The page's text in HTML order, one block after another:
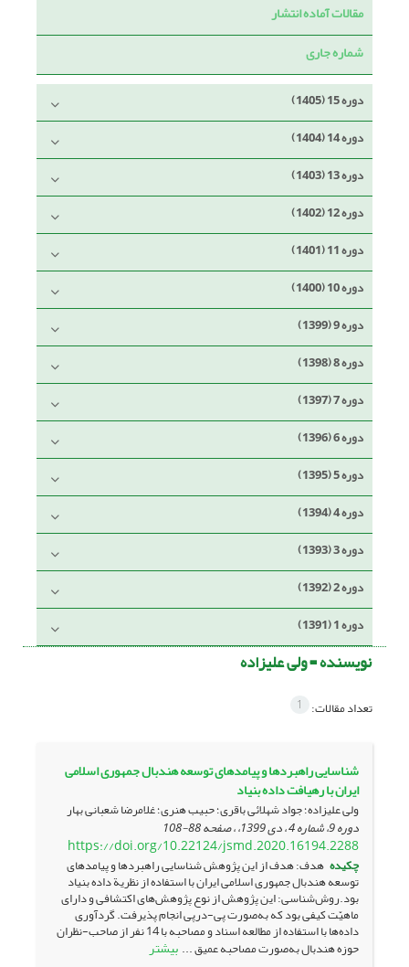
مقالات آماده انتشار
شماره جاری
دوره 15 (1405)
دوره 14 (1404)
دوره 13 (1403)
دوره 12 (1402)
دوره 11 (1401)
دوره 10 (1400)
دوره 9 (1399)
دوره 8 (1398)
دوره 7 (1397)
دوره 6 (1396)
دوره 5 (1395)
دوره 4 (1394)
دوره 3 (1393)
دوره 2 (1392)
دوره 1 (1391)
نویسنده =ولی علیزاده
تعداد مقالات: 1
شناسایی راهبردها و پیامدهای توسعه هندبال جمهوری اسلامی
ایران با رهیافت داده بنیاد
ولی علیزاده؛ جواد شهلائی باقری؛ حبیب هنری؛ غلامرضا شعبانی بهار
دوره 9، شماره 4 ، دی 1399، ، صفحه 88-108
https://doi.org/10.22124/jsmd.2020.16194.2288
چکیده هدف: هدف از این پژوهش شناسایی راهبردها و پیامدهای
توسعه هندبال جمهوری اسلامی ایران با استفاده از نظریة داده بنیاد
بود.روش‌شناسی: این پژوهش از نوع پژوهش‌های اکتشافی و دارای
ماهیّت کیفی بود که به‌صورت پی-در‌پی انجام پذیرفت. گردآوری
داده‌ها با استفاده از مطالعه اسناد و مصاحبه با 14 نفر از صاحب-نظران
حوزه هندبال به‌صورت مصاحبه عمیق ... بیشتر